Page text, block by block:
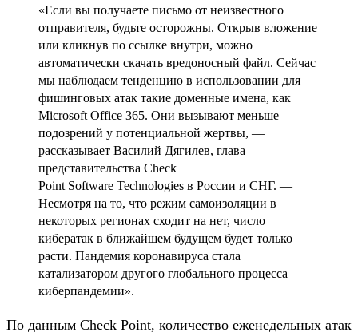
«Если вы получаете письмо от неизвестного
отправителя, будьте осторожны. Открыв вложение
или кликнув по ссылке внутри, можно
автоматически скачать вредоносный файл. Сейчас
мы наблюдаем тенденцию в использовании для
фишинговых атак такие доменные имена, как
Microsoft Office 365. Они вызывают меньше
подозрений у потенциальной жертвы, —
рассказывает Василий Дягилев, глава
представительства Check
Point Software Technologies в России и СНГ. —
Несмотря на то, что режим самоизоляции в
некоторых регионах сходит на нет, число
кибератак в ближайшем будущем будет только
расти. Пандемия коронавируса стала
катализатором другого глобального процесса —
киберпандемии». ­
По данным Check Point, количество еженедельных атак